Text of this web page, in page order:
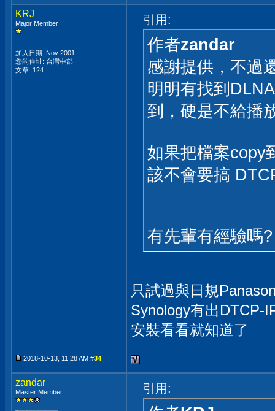
KRJ
Major Member
加入日期: Nov 2001
您的住址: 台灣中部
文章: 124
引用:
作者zandar
感謝提供，不過
明明有找到
到，硬是不給播
如果把檔案copy
該不會要搞
有先輩有經驗嗎?
只試過與日規
Synology有出DTCP-
安裝看看就知道了
2018-10-13, 11:28 AM #34
zandar
Master Member 引用: